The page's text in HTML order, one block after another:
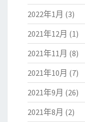
2022年1月 (3)
2021年12月 (1)
2021年11月 (8)
2021年10月 (7)
2021年9月 (26)
2021年8月 (2)